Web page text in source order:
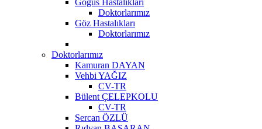
Doktorlarımız
Göz Hastalıkları
Doktorlarımız
Doktorlarımız
Kamuran DAYAN
Vehbi YAĞIZ
CV-TR
Bülent ÇELEPKOLU
CV-TR
Sercan ÖZLÜ